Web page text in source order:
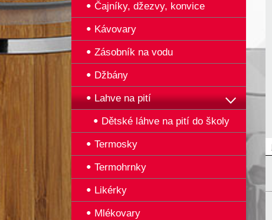
Čajníky, džezvy, konvice
Kávovary
Zásobník na vodu
Džbány
Lahve na pití
Dětské láhve na pití do školy
Termosky
Termohrnky
Likérky
Mlékovary